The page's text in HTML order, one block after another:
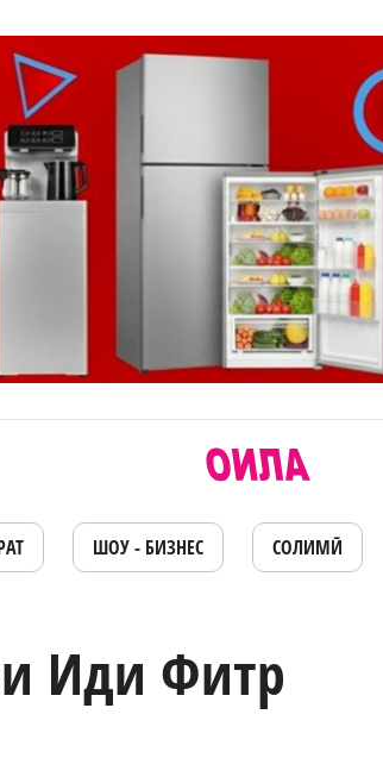
ШОУ - БИЗНЕС СОЛИМӢ
Иди Фитр